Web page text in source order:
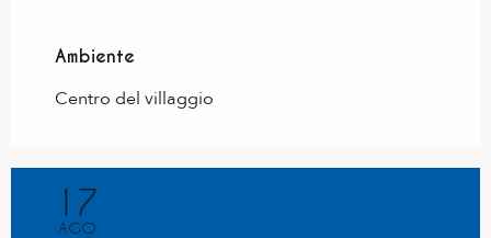
Ambiente
Ambiente
Centro del villaggio
17
AGO